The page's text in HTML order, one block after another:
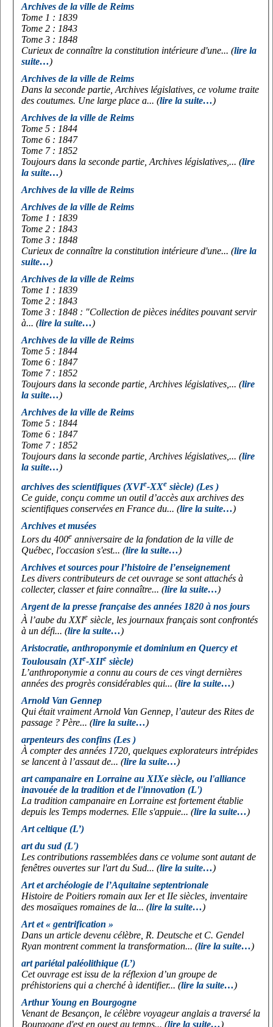
Archives de la ville de Reims
Tome 1 : 1839
Tome 2 : 1843
Tome 3 : 1848
Curieux de connaître la constitution intérieure d'une... (lire la
suite…)
Archives de la ville de Reims
Dans la seconde partie, Archives législatives, ce volume traite
des coutumes. Une large place a... (lire la suite…)
Archives de la ville de Reims
Tome 5 : 1844
Tome 6 : 1847
Tome 7 : 1852
Toujours dans la seconde partie, Archives législatives,... (lire
la suite…)
Archives de la ville de Reims
Archives de la ville de Reims
Tome 1 : 1839
Tome 2 : 1843
Tome 3 : 1848
Curieux de connaître la constitution intérieure d'une... (lire la
suite…)
Archives de la ville de Reims
Tome 1 : 1839
Tome 2 : 1843
Tome 3 : 1848 : "Collection de pièces inédites pouvant servir
à... (lire la suite…)
Archives de la ville de Reims
Tome 5 : 1844
Tome 6 : 1847
Tome 7 : 1852
Toujours dans la seconde partie, Archives législatives,... (lire
la suite…)
Archives de la ville de Reims
Tome 5 : 1844
Tome 6 : 1847
Tome 7 : 1852
Toujours dans la seconde partie, Archives législatives,... (lire
la suite…)
archives des scientifiques (XVIe-XXe siècle) (Les )
Ce guide, conçu comme un outil d’accès aux archives des
scientifiques conservées en France du... (lire la suite…)
Archives et musées
Lors du 400e anniversaire de la fondation de la ville de
Québec, l'occasion s'est... (lire la suite…)
Archives et sources pour l’histoire de l’enseignement
Les divers contributeurs de cet ouvrage se sont attachés à
collecter, classer et faire connaître... (lire la suite…)
Argent de la presse française des années 1820 à nos jours
À l’aube du XXIe siècle, les journaux français sont confrontés
à un défi... (lire la suite…)
Aristocratie, anthroponymie et dominium en Quercy et
Toulousain (XIe-XIIe siècle)
L’anthroponymie a connu au cours de ces vingt dernières
années des progrès considérables qui... (lire la suite…)
Arnold Van Gennep
Qui était vraiment Arnold Van Gennep, l’auteur des Rites de
passage ? Père... (lire la suite…)
arpenteurs des confins (Les )
À compter des années 1720, quelques explorateurs intrépides
se lancent à l’assaut de... (lire la suite…)
art campanaire en Lorraine au XIXe siècle, ou l'alliance
inavouée de la tradition et de l'innovation (L')
La tradition campanaire en Lorraine est fortement établie
depuis les Temps modernes. Elle s'appuie... (lire la suite…)
Art celtique (L’)
art du sud (L')
Les contributions rassemblées dans ce volume sont autant de
fenêtres ouvertes sur l'art du Sud... (lire la suite…)
Art et archéologie de l’Aquitaine septentrionale
Histoire de Poitiers romain aux Ier et IIe siècles, inventaire
des mosaïques romaines de la... (lire la suite…)
Art et « gentrification »
Dans un article devenu célèbre, R. Deutsche et C. Gendel
Ryan montrent comment la transformation... (lire la suite…)
art pariétal paléolithique (L’)
Cet ouvrage est issu de la réflexion d’un groupe de
préhistoriens qui a cherché à identifier... (lire la suite…)
Arthur Young en Bourgogne
Venant de Besançon, le célèbre voyageur anglais a traversé la
Bourgogne d'est en ouest au temps... (lire la suite…)